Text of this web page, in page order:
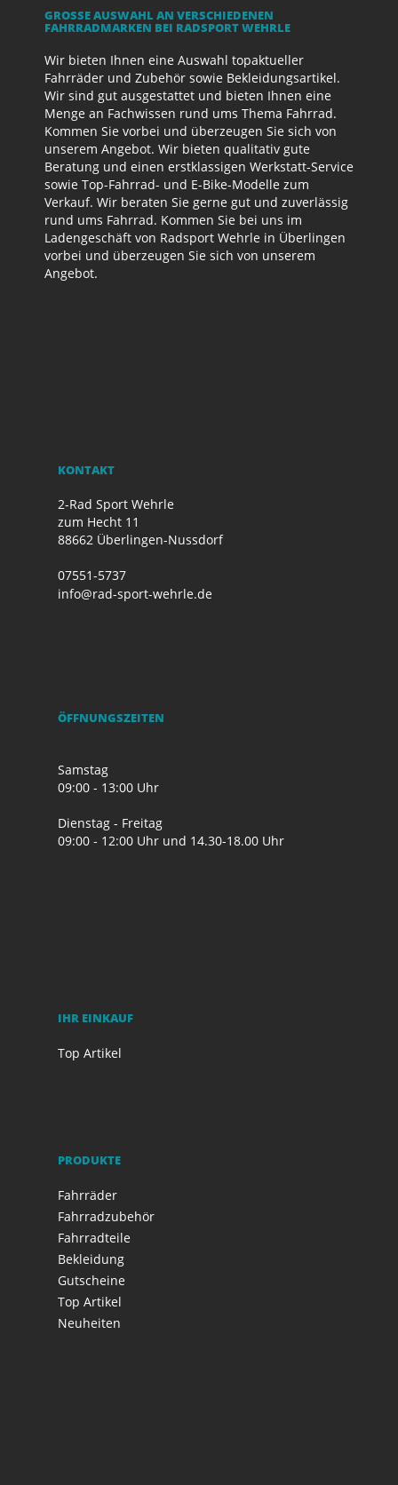
GROSSE AUSWAHL AN VERSCHIEDENEN F
AHRRADMARKEN BEI RADSPORT WEHRLE
Wir bieten Ihnen eine Auswahl topaktueller
Fahrräder und Zubehör sowie Bekleidungsartikel.
Wir sind gut ausgestattet und bieten Ihnen eine
Menge an Fachwissen rund ums Thema Fahrrad.
Kommen Sie vorbei und überzeugen Sie sich von
unserem Angebot. Wir bieten qualitativ gute
Beratung und einen erstklassigen Werkstatt-Service
sowie Top-Fahrrad- und E-Bike-Modelle zum
Verkauf. Wir beraten Sie gerne gut und zuverlässig
rund ums Fahrrad. Kommen Sie bei uns im
Ladengeschäft von Radsport Wehrle in Überlingen
vorbei und überzeugen Sie sich von unserem
Angebot.
KONTAKT
2-Rad Sport Wehrle
zum Hecht 11
88662 Überlingen-Nussdorf
07551-5737
info@rad-sport-wehrle.de
ÖFFNUNGSZEITEN
Samstag
09:00 - 13:00 Uhr
Dienstag - Freitag
09:00 - 12:00 Uhr und 14.30-18.00 Uhr
IHR EINKAUF
Top Artikel
PRODUKTE
Fahrräder
Fahrradzubehör
Fahrradteile
Bekleidung
Gutscheine
Top Artikel
Neuheiten